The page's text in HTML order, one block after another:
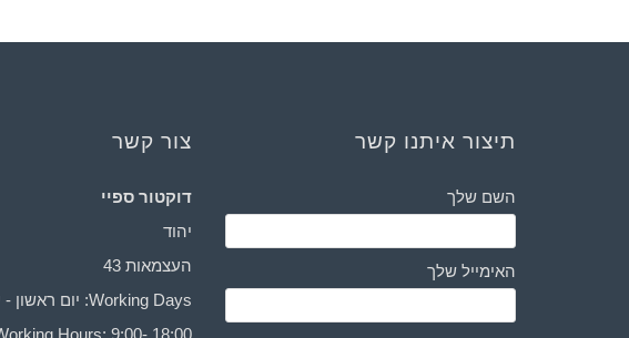
צור קשר
דוקטור ספיי
יהוד
העצמאות 43
Working Days: יום ראשון - עד יום חמישי
Hours: 9:00- 18:00
תיצור איתנו קשר
השם שלך
האימייל שלך